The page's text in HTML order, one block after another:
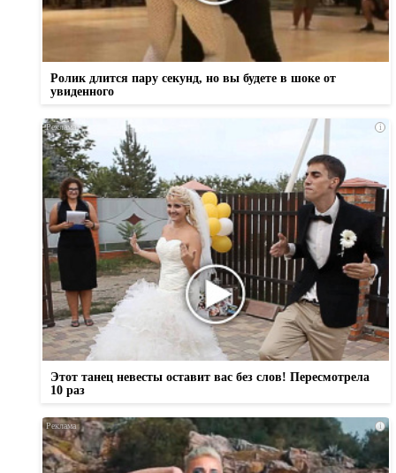
Ролик длится пару секунд, но вы будете в шоке от
увиденного
i
Этот танец невесты оставит вас без слов! Пересмотрела
10 раз
i